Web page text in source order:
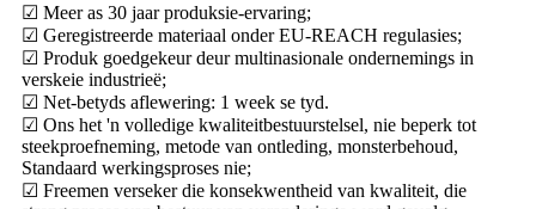
☑ Meer as 30 jaar produksie-ervaring;
☑ Geregistreerde materiaal onder EU-REACH regulasies;
☑ Produk goedgekeur deur multinasionale ondernemings in
verskeie industrieë;
☑ Net-betyds aflewering: 1 week se tyd.
☑ Ons het 'n volledige kwaliteitbestuurstelsel, nie beperk tot
steekproefneming, metode van ontleding, monsterbehoud,
Standaard werkingsproses nie;
☑ Freemen verseker die konsekwentheid van kwaliteit, die